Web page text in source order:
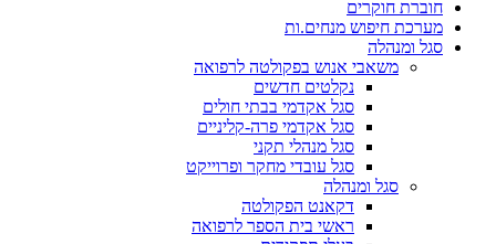
חוברת חוקרים
מערכת חיפוש מנחים.ות
סגל ומנהלה
משאבי אנוש בפקולטה לרפואה
נקלטים חדשים
סגל אקדמי בבתי חולים
סגל אקדמי פרה-קליניים
סגל מנהלי תקני
סגל עובדי מחקר ופרוייקט
סגל ומנהלה
דקאנט הפקולטה
ראשי בית הספר לרפואה